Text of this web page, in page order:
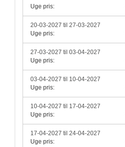
Uge pris:
20-03-2027 til 27-03-2027
Uge pris:
27-03-2027 til 03-04-2027
Uge pris:
03-04-2027 til 10-04-2027
Uge pris:
10-04-2027 til 17-04-2027
Uge pris:
17-04-2027 til 24-04-2027
Uge pris: